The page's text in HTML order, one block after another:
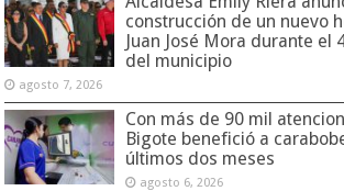
construcción de un nuevo
Juan José Mora durante el
del municipio
agosto 7, 2026
Con más de 90 mil
Bigote benefició a
últimos dos meses
agosto 6, 2026